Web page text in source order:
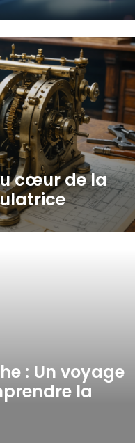
cœur de la
: Un voyage
la